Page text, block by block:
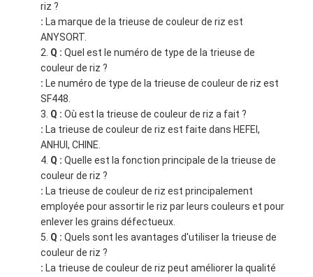
riz ?
: La marque de la trieuse de couleur de riz est
ANYSORT.
Q : Quel est le numéro de type de la trieuse de
couleur de riz ?
: Le numéro de type de la trieuse de couleur de riz est
SF448.
Q : Où est la trieuse de couleur de riz a fait ?
: La trieuse de couleur de riz est faite dans HEFEI,
ANHUI, CHINE.
Q : Quelle est la fonction principale de la trieuse de
couleur de riz ?
: La trieuse de couleur de riz est principalement
employée pour assortir le riz par leurs couleurs et pour
enlever les grains défectueux.
Q : Quels sont les avantages d'utiliser la trieuse de
couleur de riz ?
: La trieuse de couleur de riz peut améliorer la qualité